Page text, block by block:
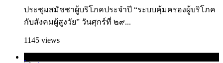
ประชุมสมัชชาผู้บริโภคประจำปี “ระบบคุ้มครองผู้บริโภค
กับสังคมผู้สูงวัย” วันศุกร์ที่ ๒๙...
1145 views